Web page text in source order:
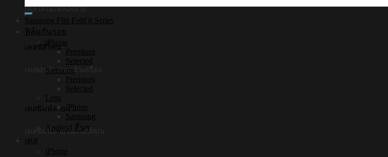
เคสใสไม่เหลืองง่าย
เคสซิลิโคน
เคสปกป้องรอบตัวเครื่อง
เคสพิมพ์ลาย
เคสพิมพ์ลายในสไตล์คุณ
Samsung Flip Fold 8 Series
ฟิล์มกันรอย
iPhone
Premium
Selected
Samsung
Premium
Selected
Lens
iPhone
Samsung
Android อื่นๆ
เคส
iPhone